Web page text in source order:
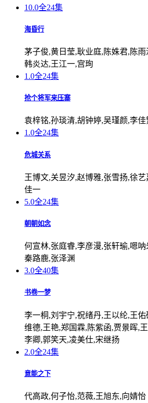
10.0全24集
海昏行
茅子俊,黄日莹,耿业庭,陈姝君,陈
韩炎达,王江一,宫珣
1.0全24集
抢个将军来压寨
袁梓铭,孙琰清,胡钟婷,吴瑾颜,李
1.0全24集
危城关系
王博文,关昱汐,赵博雅,张雪扬,徐
佳一
5.0全24集
朝朝如念
何宣林,张庭睿,李彦漫,张轩瑜,嗯
秦路鹿,张泽渊
3.0全40集
书卷一梦
李一桐,刘宇宁,祝绪丹,王以纶,王
维德,王艳,郑国霖,陈紫函,贾景晖,
李卿,郭笑天,凌美仕,宋继扬
2.0全24集
意能之下
代高政,何子怡,范薇,王旭东,向婧怡